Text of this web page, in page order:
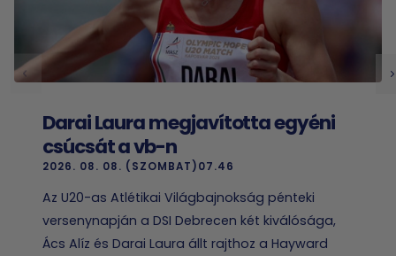
Darai Laura megjavította egyéni
csúcsát a vb-n
2026. 08. 08. (SZOMBAT)07.46
Az U20-as Atlétikai Világbajnokság pénteki
versenynapján a DSI Debrecen két kiválósága,
Ács Alíz és Darai Laura állt rajthoz a Hayward